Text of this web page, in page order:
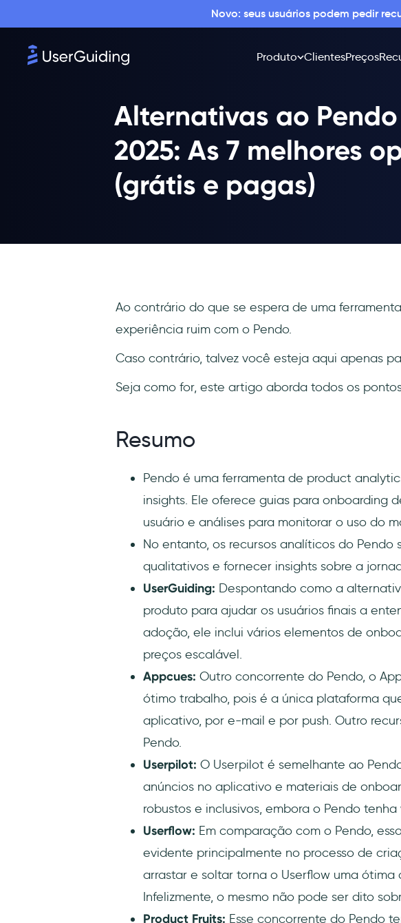
Novo: seus usuários podem pedir
Produto ClientesPreços
Alternativas ao
2025: As 7 melhores
(grátis e pagas)
Ao contrário do que se espera de uma
experiência ruim com o Pendo.
Caso contrário, talvez você esteja aqui apenas
Seja como for, este artigo aborda todos os
Resumo
Pendo é uma ferramenta de product
insights. Ele oferece guias para onboarding
usuário e análises para monitorar o uso do
No entanto, os recursos analíticos do
qualitativos e fornecer insights sobre a
UserGuiding: Despontando como a
produto para ajudar os usuários finais a
adoção, ele inclui vários elementos de
preços escalável.
Appcues: Outro concorrente do Pendo, o
ótimo trabalho, pois é a única plataforma
aplicativo, por e-mail e por push. Outro
Pendo.
Userpilot: O Userpilot é semelhante ao
anúncios no aplicativo e materiais de
robustos e inclusivos, embora o Pendo
Userflow: Em comparação com o Pendo,
evidente principalmente no processo de
arrastar e soltar torna o Userflow uma
Infelizmente, o mesmo não pode ser dito
Product Fruits: Esse concorrente do Pendo